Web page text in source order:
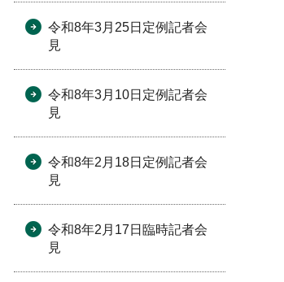
令和8年3月25日定例記者会
見
令和8年3月10日定例記者会
見
令和8年2月18日定例記者会
見
令和8年2月17日臨時記者会
見